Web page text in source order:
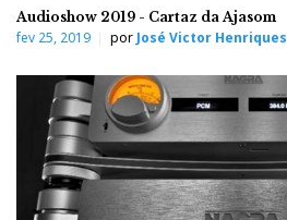
Audioshow 2019 - Cartaz da Ajasom
fev 25, 2019 por José Victor Henriques